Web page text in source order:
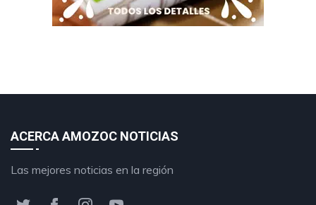
ACERCA AMOZOC NOTICIAS
Las mejores noticias en la región